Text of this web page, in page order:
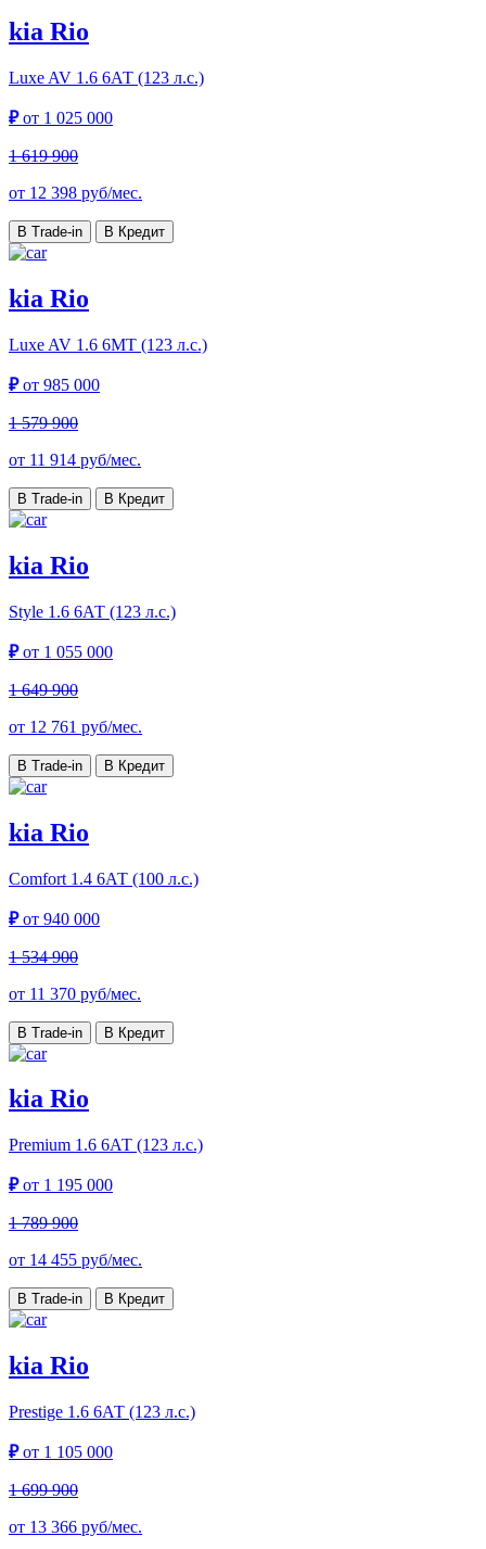
kia Rio
Luxe AV 1.6 6АТ (123 л.с.)
₽от 1 025 000
1 619 900
от 12 398 руб/мес.
В Trade-in В Кредит
kia Rio
Luxe AV 1.6 6МТ (123 л.с.)
₽от 985 000
1 579 900
от 11 914 руб/мес.
В Trade-in В Кредит
kia Rio
Style 1.6 6АТ (123 л.с.)
₽от 1 055 000
1 649 900
от 12 761 руб/мес.
В Trade-in В Кредит
kia Rio
Comfort 1.4 6АТ (100 л.с.)
₽от 940 000
1 534 900
от 11 370 руб/мес.
В Trade-in В Кредит
kia Rio
Premium 1.6 6АТ (123 л.с.)
₽от 1 195 000
1 789 900
от 14 455 руб/мес.
В Trade-in В Кредит
kia Rio
Prestige 1.6 6АТ (123 л.с.)
₽от 1 105 000
1 699 900
от 13 366 руб/мес.